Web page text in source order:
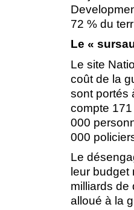
72 % du
Le «
Le site
coût de la
sont portés
compte
000
000
Le
leur
milliards de
alloué à la